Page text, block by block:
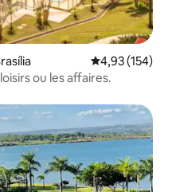
Évaluation
4,93 (154)
ou les affaires.
appréciés